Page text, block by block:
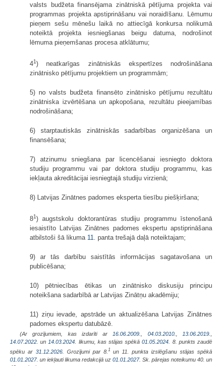
valsts budžeta finansējama zinātniskā pētījuma projekta vai
programmas projekta apstiprināšanu vai noraidīšanu. Lēmumu
pieņem sešu mēnešu laikā no attiecīgā konkursa nolikumā
noteiktā projekta iesniegšanas beigu datuma, nodrošinot
lēmuma pieņemšanas procesa atklātumu;
41) neatkarīgas zinātniskās ekspertīzes nodrošināšana
zinātnisko pētījumu projektiem un programmām;
5) no valsts budžeta finansēto zinātnisko pētījumu rezultātu
zinātniska izvērtēšana un apkopošana, rezultātu pieejamības
nodrošināšana;
6) starptautiskās zinātniskās sadarbības organizēšana un
finansēšana;
7) atzinumu sniegšana par licencēšanai iesniegto doktora
studiju programmu vai par doktora studiju programmu, kas
iekļauta akreditācijai iesniegtajā studiju virzienā;
8) Latvijas Zinātnes padomes eksperta tiesību piešķiršana;
81) augstskolu doktorantūras studiju programmu īstenošanā
iesaistīto Latvijas Zinātnes padomes ekspertu apstiprināšana
atbilstoši šā likuma 11. panta trešajā daļā noteiktajam;
9) ar tās darbību saistītās informācijas sagatavošana un
publicēšana;
10) pētniecības ētikas un zinātnisko diskusiju principu
noteikšana sadarbībā ar Latvijas Zinātņu akadēmiju;
11) ziņu ievade, apstrāde un aktualizēšana Latvijas Zinātnes
padomes ekspertu datubāzē.
(Ar grozījumiem, kas izdarīti ar 16.06.2009. 04.03.2010. 13.06.2019.
14.07.2022. un 14.03.2024 . likumu, kas stājas spēkā01.05.2024.
8. punkts zaudē
spēku ar 31.12.2026. Grozījumi par 8. 1 un 11. punkta izslēgšanu stājas spēkā
01.01.2027. un iekļauti likuma redakcijā uz 01.01.2027. Sk. pārejas noteikumu 40. un